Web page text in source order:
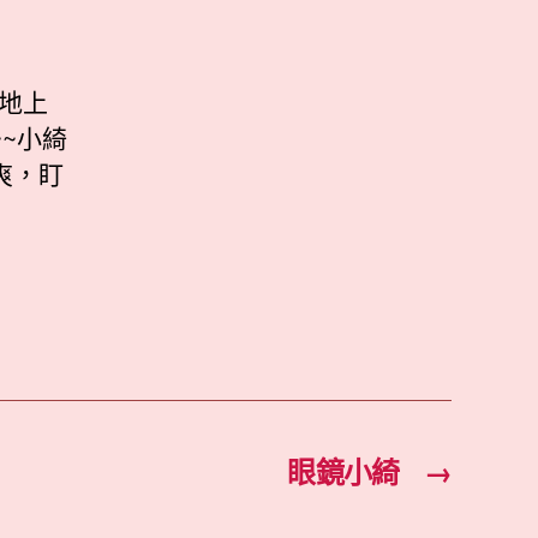
上
小綺
，盯
→
眼鏡小綺